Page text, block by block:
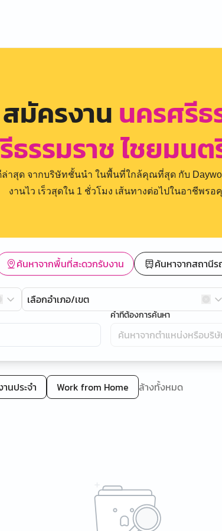
มัครงาน นครศรีธ
ธรรมราช ไชยมนต
าสุด จากบริษัทชั้นนำ ในพื้นที่ใกล้คุณที่สุด กับ
งานไว เร็วสุดใน 1 ชั่วโมง เส้นทางต่อไปในอาชีพรอ
ค้นหาจากพื้นที่สะดวกรับงาน ค้นหาจากสถานีร
เลือกอำเภอ/เขต
คำที่ต้องการค้นหา
านประจำ Work from Home ล้างทั้งหมด